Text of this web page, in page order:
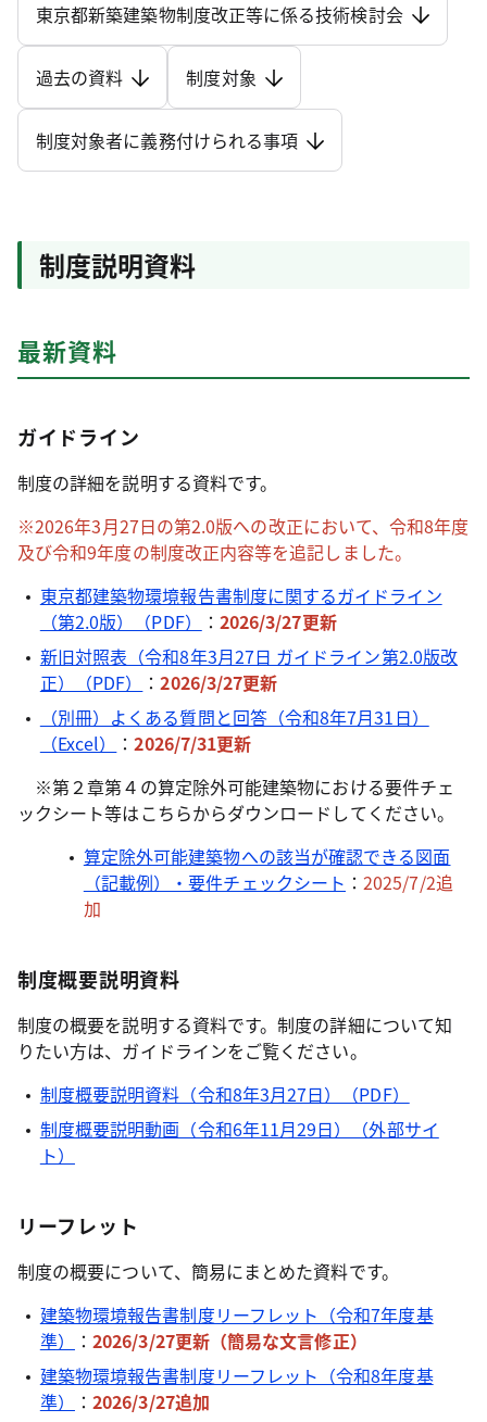
東京都新築建築物制度改正等に係る技術検討会
過去の資料 制度対象
制度対象者に義務付けられる事項
制度説明資料
最新資料
ガイドライン
制度の詳細を説明する資料です。
※2026年3月27日の第2.0版への改正において、令和8年度
及び令和9年度の制度改正内容等を追記しました。
東京都建築物環境報告書制度に関するガイドライン
（第2.0版）（PDF）
： 2026/3/27更新
新旧対照表（令和8年3月27日 ガイドライン第2.0版改
正）（PDF）
：2026/3/27更新
（別冊）よくある質問と回答（令和8年7月31日）
（Excel）
：2026/7/31更新
※第２章第４の算定除外可能建築物における要件チェ
ックシート等はこちらからダウンロードしてください。
算定除外可能建築物への該当が確認できる図面
（記載例）・要件チェックシート ：2025/7/2追
加
制度概要説明資料
制度の概要を説明する資料です。制度の詳細について知
りたい方は、ガイドラインをご覧ください。
制度概要説明資料（令和8年3月27日）（PDF）
制度概要説明動画（令和6年11月29日）（外部サイ
ト）
リーフレット
制度の概要について、簡易にまとめた資料です。
建築物環境報告書制度リーフレット（令和7年度基
準）
：2026/3/27更新（簡易な文言修正）
建築物環境報告書制度リーフレット（令和8年度基
準）
：2026/3/27追加